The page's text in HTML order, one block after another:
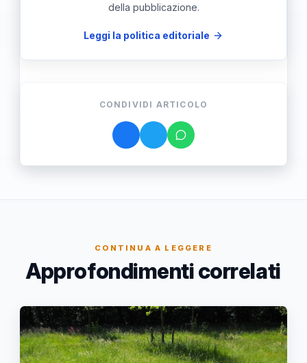
della pubblicazione.
Leggi la politica editoriale
CONDIVIDI ARTICOLO
CONTINUA A LEGGERE
Approfondimenti correlati